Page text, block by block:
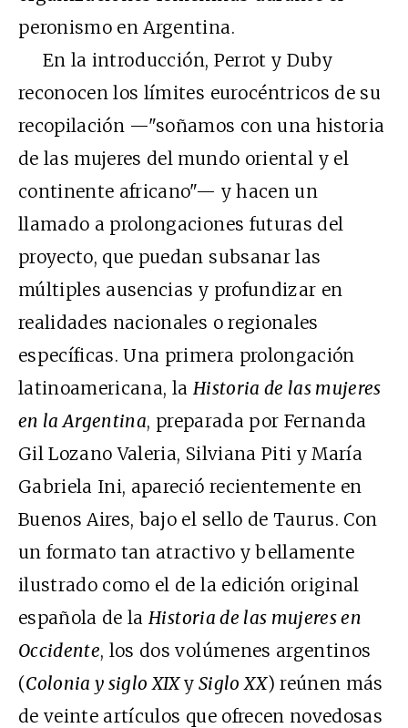
peronismo en Argentina.
En la introducción, Perrot y Duby
reconocen los límites eurocéntricos de su
recopilación —"soñamos con una historia
de las mujeres del mundo oriental y el
continente africano"— y hacen un
llamado a prolongaciones futuras del
proyecto, que puedan subsanar las
múltiples ausencias y profundizar en
realidades nacionales o regionales
específicas. Una primera prolongación
latinoamericana, la Historia de las mujeres
en la Argentina, preparada por Fernanda
Gil Lozano Valeria, Silviana Piti y María
Gabriela Ini, apareció recientemente en
Buenos Aires, bajo el sello de Taurus. Con
un formato tan atractivo y bellamente
ilustrado como el de la edición original
española de laHistoria de las mujeres en
Occidente, los dos volúmenes argentinos
(Colonia y siglo XIXy Siglo XX) reúnen más
de veinte artículos que ofrecen novedosas